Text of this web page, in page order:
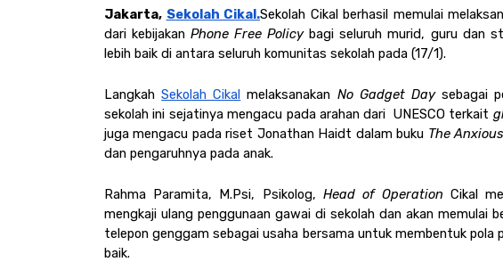
Jakarta, Sekolah Cikal.Sekolah Cikal berhasil memulai
dari kebijakan Phone Free Policy bagi seluruh murid, guru dan
lebih baik di antara seluruh komunitas sekolah pada (17/1).
Langkah Sekolah Cikal melaksanakan No Gadget Day sebagai
sekolah ini sejatinya mengacu pada arahan dari  UNESCO terkait
juga mengacu pada riset Jonathan Haidt dalam buku The
dan pengaruhnya pada anak.
Rahma Paramita, M.Psi, Psikolog, Head of Operation Cikal
mengkaji ulang penggunaan gawai di sekolah dan akan memulai
telepon genggam sebagai usaha bersama untuk membentuk pola
baik.